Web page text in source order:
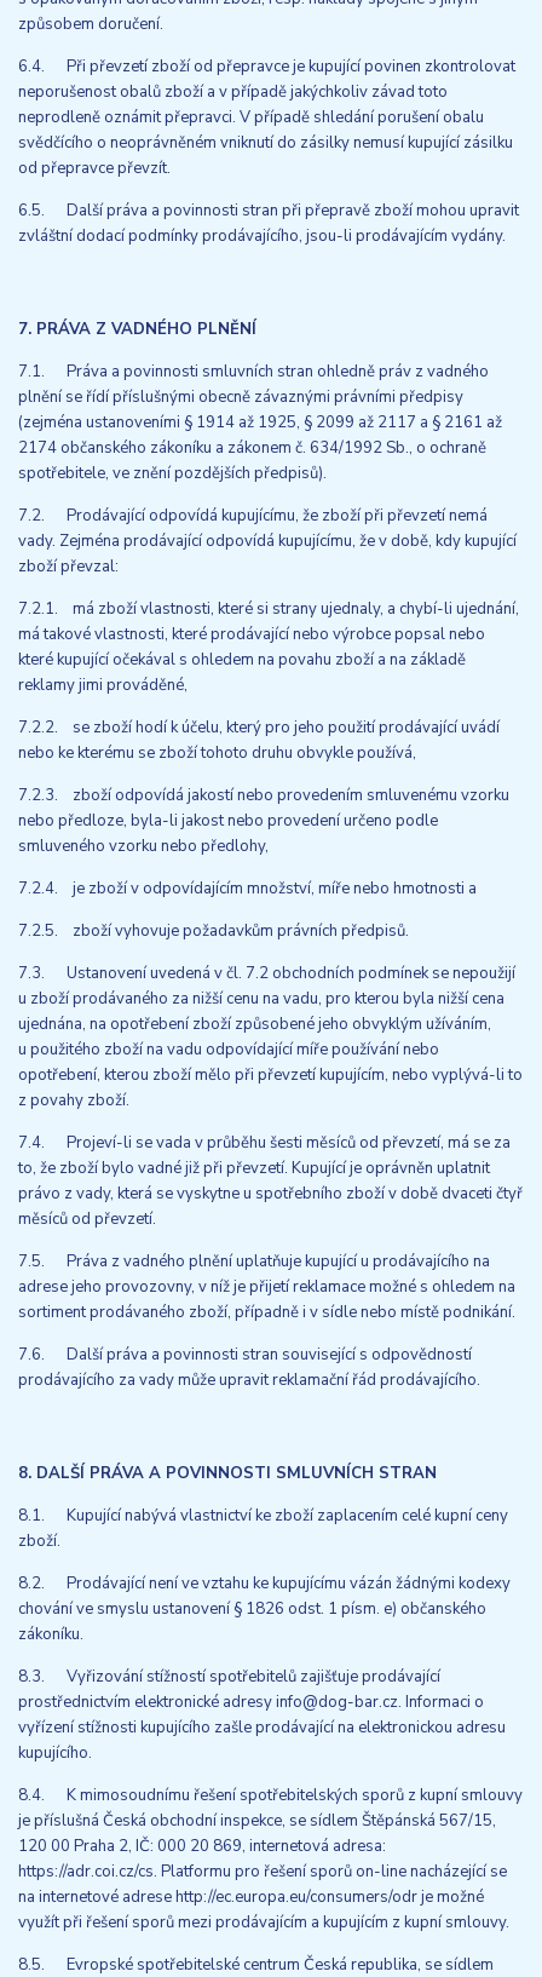
způsobem doručení.
6.4. Při převzetí zboží od přepravce je kupující povinen zkontrolovat
neporušenost obalů zboží a v případě jakýchkoliv závad toto
neprodleně oznámit přepravci. V případě shledání porušení obalu
svědčícího o neoprávněném vniknutí do zásilky nemusí kupující zásilku
od přepravce převzít.
6.5. Další práva a povinnosti stran při přepravě zboží mohou upravit
zvláštní dodací podmínky prodávajícího, jsou-li prodávajícím vydány.
7. PRÁVA Z VADNÉHO PLNĚNÍ
7.1. Práva a povinnosti smluvních stran ohledně práv z vadného
plnění se řídí příslušnými obecně závaznými právními předpisy
(zejména ustanoveními § 1914 až 1925, § 2099 až 2117 a § 2161 až
2174 občanského zákoníku a zákonem č. 634/1992 Sb., o ochraně
spotřebitele, ve znění pozdějších předpisů).
7.2. Prodávající odpovídá kupujícímu, že zboží při převzetí nemá
vady. Zejména prodávající odpovídá kupujícímu, že v době, kdy kupující
zboží převzal:
7.2.1. má zboží vlastnosti, které si strany ujednaly, a chybí-li ujednání,
má takové vlastnosti, které prodávající nebo výrobce popsal nebo
které kupující očekával s ohledem na povahu zboží a na základě
reklamy jimi prováděné,
7.2.2. se zboží hodí k účelu, který pro jeho použití prodávající uvádí
nebo ke kterému se zboží tohoto druhu obvykle používá,
7.2.3. zboží odpovídá jakostí nebo provedením smluvenému vzorku
nebo předloze, byla-li jakost nebo provedení určeno podle
smluveného vzorku nebo předlohy,
7.2.4. je zboží v odpovídajícím množství, míře nebo hmotnosti a
7.2.5. zboží vyhovuje požadavkům právních předpisů.
7.3. Ustanovení uvedená v čl. 7.2 obchodních podmínek se nepoužijí
u zboží prodávaného za nižší cenu na vadu, pro kterou byla nižší cena
ujednána, na opotřebení zboží způsobené jeho obvyklým užíváním,
u použitého zboží na vadu odpovídající míře používání nebo
opotřebení, kterou zboží mělo při převzetí kupujícím, nebo vyplývá-li to
z povahy zboží.
7.4. Projeví-li se vada v průběhu šesti měsíců od převzetí, má se za
to, že zboží bylo vadné již při převzetí. Kupující je oprávněn uplatnit
právo z vady, která se vyskytne u spotřebního zboží v době dvaceti čtyř
měsíců od převzetí.
7.5. Práva z vadného plnění uplatňuje kupující u prodávajícího na
adrese jeho provozovny, v níž je přijetí reklamace možné s ohledem na
sortiment prodávaného zboží, případně i v sídle nebo místě podnikání.
7.6. Další práva a povinnosti stran související s odpovědností
prodávajícího za vady může upravit reklamační řád prodávajícího.
8. DALŠÍ PRÁVA A POVINNOSTI SMLUVNÍCH STRAN
8.1. Kupující nabývá vlastnictví ke zboží zaplacením celé kupní ceny
zboží.
8.2. Prodávající není ve vztahu ke kupujícímu vázán žádnými kodexy
chování ve smyslu ustanovení § 1826 odst. 1 písm. e) občanského
zákoníku.
8.3. Vyřizování stížností spotřebitelů zajišťuje prodávající
prostřednictvím elektronické adresy info@dog-bar.cz. Informaci o
vyřízení stížnosti kupujícího zašle prodávající na elektronickou adresu
kupujícího.
8.4. K mimosoudnímu řešení spotřebitelských sporů z kupní smlouvy
je příslušná Česká obchodní inspekce, se sídlem Štěpánská 567/15,
120 00 Praha 2, IČ: 000 20 869, internetová adresa:
https://adr.coi.cz/cs. Platformu pro řešení sporů on-line nacházející se
na internetové adrese http://ec.europa.eu/consumers/odr je možné
využít při řešení sporů mezi prodávajícím a kupujícím z kupní smlouvy.
8.5. Evropské spotřebitelské centrum Česká republika, se sídlem